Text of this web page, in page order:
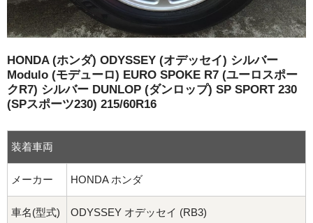
ショート平面ナット
球面座ナット
ロング球面ナット
ショート球面ナット
貫通ナット
HONDA (ホンダ) ODYSSEY (オデッセイ) シルバー
Modulo (モデューロ) EURO SPOKE R7 (ユーロスポー
クR7) シルバー DUNLOP (ダンロップ) SP SPORT 230
(SPスポーツ230) 215/60R16
装着車両
メーカー HONDA ホンダ
車名(型式) ODYSSEY オデッセイ (RB3)